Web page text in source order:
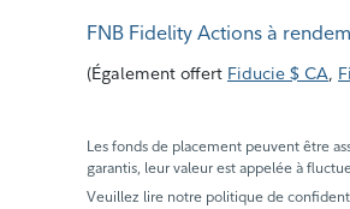
FNB Fidelity Actions à
(Également offert Fiducie $ CA,
Les fonds de placement peuvent être
garantis, leur valeur est appelée à
Veuillez lire notre politique de